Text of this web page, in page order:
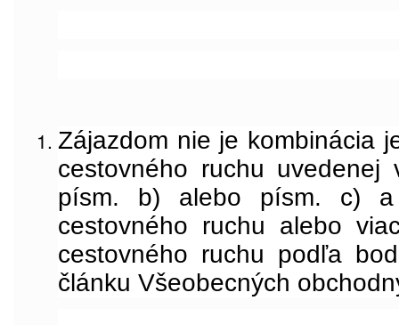
Zájazdom nie je kombinácia
cestovného ruchu
písm. b) alebo písm. c)
cestovného ruchu alebo
cestovného ruchu podľa
článku Všeobecných